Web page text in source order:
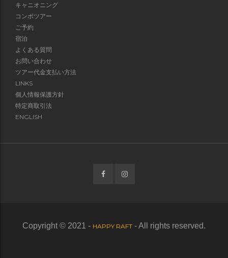
キャニオニング
コンボツアー
ご予約
宿泊
よくある質問
お問い合わせ
ツアー代金支払い方法
LINKS
個人情報保護方針
特定商取引法
ENGLISH
Copyright © 2021 - HAPPY RAFT - All rights reserved.